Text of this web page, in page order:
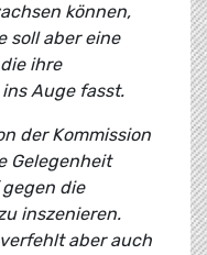
können,
soll aber eine
ihre
Auge fasst.
der Kommission
Gelegenheit
die
inszenieren.
aber auch